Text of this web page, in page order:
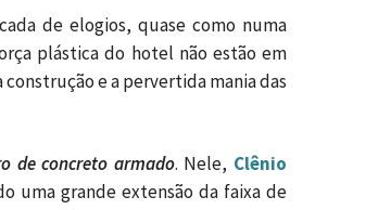
de elogios, quase como numa
plástica do hotel não estão em
construção e a pervertida mania das
de concreto armado. Nele, Clênio
uma grande extensão da faixa de